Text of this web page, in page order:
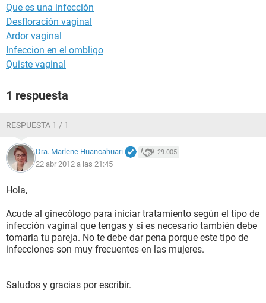
Que es una infección
Desfloración vaginal
Ardor vaginal
Infeccion en el ombligo
Quiste vaginal
1 respuesta
RESPUESTA 1 / 1
Dra. Marlene Huancahuari 29.005
22 abr 2012 a las 21:45
Hola,
Acude al ginecólogo para iniciar tratamiento según el tipo de
infección vaginal que tengas y si es necesario también debe
tomarla tu pareja. No te debe dar pena porque este tipo de
infecciones son muy frecuentes en las mujeres.
Saludos y gracias por escribir.